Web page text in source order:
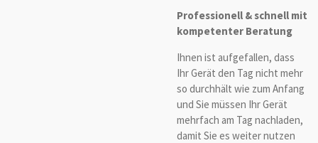
Professionell & schnell mit
kompetenter Beratung
Ihnen ist aufgefallen, dass
Ihr Gerät den Tag nicht mehr
so durchhält wie zum Anfang
und Sie müssen Ihr Gerät
mehrfach am Tag nachladen,
damit Sie es weiter nutzen